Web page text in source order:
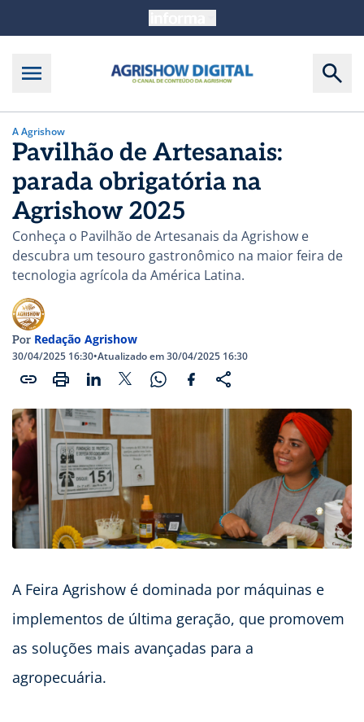
A Agrishow
Pavilhão de Artesanais:
parada obrigatória na
Agrishow 2025
Conheça o Pavilhão de Artesanais da Agrishow e
descubra um tesouro gastronômico na maior feira de
tecnologia agrícola da América Latina.
Por Redação Agrishow
30/04/2025 16:30•Atualizado em 30/04/2025 16:30
A Feira Agrishow é dominada por máquinas e
implementos de última geração, que promovem
as soluções mais avançadas para a
agropecuária.